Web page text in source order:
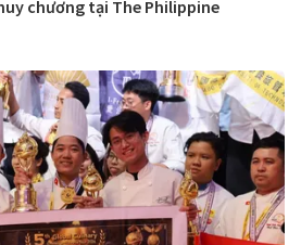
chương tại The Philippine